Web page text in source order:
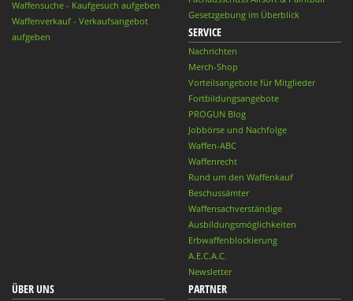
Waffensuche - Kaufgesuch aufgeben
Waffenverkauf - Verkaufsangebot
aufgeben
Gesetzgebung im Überblick
SERVICE
Nachrichten
Merch-Shop
Vorteilsangebote für Mitglieder
Fortbildungsangebote
PROGUN Blog
Jobbörse und Nachfolge
Waffen-ABC
Waffenrecht
Rund um den Waffenkauf
Beschussämter
Waffensachverständige
Ausbildungsmöglichkeiten
Erbwaffenblockierung
A.E.C.A.C.
Newsletter
ÜBER UNS PARTNER